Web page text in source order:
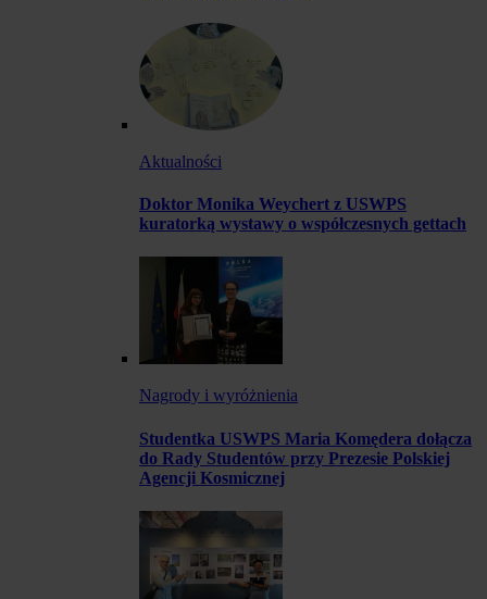
Aktualności
Doktor Monika Weychert z USWPS
kuratorką wystawy o współczesnych gettach
Nagrody i wyróżnienia
Studentka USWPS Maria Komędera dołącza
do Rady Studentów przy Prezesie Polskiej
Agencji Kosmicznej